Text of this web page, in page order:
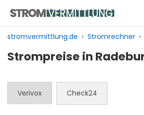
Inhalt
springen
stromvermittlung.de › Stromrechner ›
Strompreise in
Verivox Check24